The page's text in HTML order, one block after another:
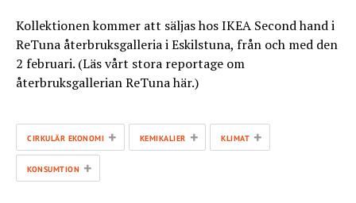
Kollektionen kommer att säljas hos IKEA Second hand i
ReTuna återbruksgalleria i Eskilstuna, från och med den
2 februari. (Läs vårt stora reportage om
återbruksgallerian ReTuna här.)
CIRKULÄR EKONOMI + KEMIKALIER + KLIMAT +
KONSUMTION +